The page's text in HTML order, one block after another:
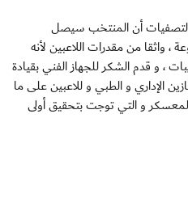
التصفيات أن المنتخب سيصل
واثقا من مقدرات اللاعبين لأنه
، و قدم الشكر للجهاز الفني بقيادة
الإداري و الطبي و للاعبين على ما
و التي توجت بتحقيق أولى